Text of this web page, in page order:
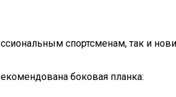
спортсменам, так и
боковая планка: